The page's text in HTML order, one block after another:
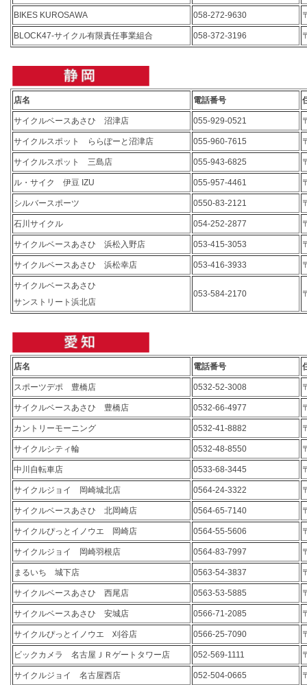
BIKES KUROSAWA 058-272-9630
BLOCK47-サイクル有限責任事業組合 058-372-3196
店名 電話番号
サイクルベースあさひ 沼津店 055-929-0521
サイクルスポット ららぽーと沼津店 055-960-7615
サイクルスポット 三島店 055-943-6825
ル・サイク 伊豆 IZU 055-957-4461
シルバースポーツ 0550-83-2121
石川サイクル 054-252-2877
サイクルベースあさひ 浜松入野店 053-415-3053
サイクルベースあさひ 浜松幸店 053-416-3933
サイクルベースあさひ
サンストリート浜北店
053-584-2170
店名 電話番号
スポーツデポ 豊橋店 0532-52-3008
サイクルベースあさひ 豊橋店 0532-66-4977
カントリーモーニング 0532-41-8882
サイクルシティ輪 0532-48-8550
中川自転車店 0533-68-3445
サイクルジョイ 岡崎城北店 0564-24-3322
サイクルベースあさひ 北岡崎店 0564-65-7140
サイクルぴっとイノウエ 岡崎店 0564-55-5606
サイクルジョイ 岡崎羽根店 0564-83-7997
まるいち 城下店 0563-54-3837
サイクルベースあさひ 西尾店 0563-53-5885
サイクルベースあさひ 安城店 0566-71-2085
サイクルぴっとイノウエ 刈谷店 0566-25-7090
ビックカメラ 名古屋ＪＲゲートタワー店 052-569-1111
サイクルジョイ 名古屋西店 052-504-0665